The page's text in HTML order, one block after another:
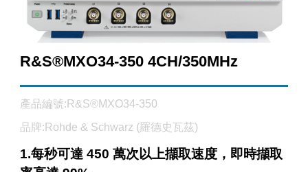
R&S®MXO34-350 4CH/350MHz
產品編號:R&S®MXO34-350
品牌:Rohde & Schwarz (羅德史瓦茲)
1.每秒可達 450 萬次以上擷取速度，即時擷取